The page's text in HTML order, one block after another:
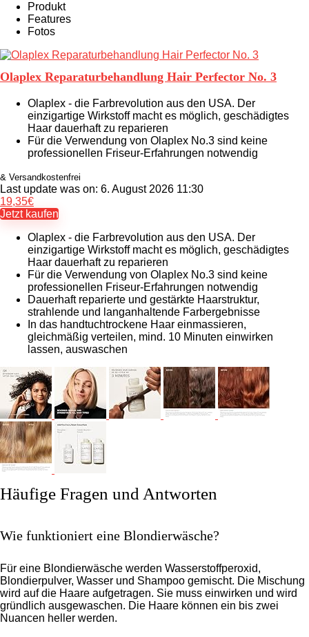
Produkt
Features
Fotos
Olaplex Reparaturbehandlung Hair Perfector No. 3
Olaplex - die Farbrevolution aus den USA. Der
einzigartige Wirkstoff macht es möglich, geschädigtes
Haar dauerhaft zu reparieren
Für die Verwendung von Olaplex No.3 sind keine
professionellen Friseur-Erfahrungen notwendig
& Versandkostenfrei
Last update was on: 6. August 2026 11:30
19,35€
Jetzt kaufen
Olaplex - die Farbrevolution aus den USA. Der
einzigartige Wirkstoff macht es möglich, geschädigtes
Haar dauerhaft zu reparieren
Für die Verwendung von Olaplex No.3 sind keine
professionellen Friseur-Erfahrungen notwendig
Dauerhaft reparierte und gestärkte Haarstruktur,
strahlende und langanhaltende Farbergebnisse
In das handtuchtrockene Haar einmassieren,
gleichmäßig verteilen, mind. 10 Minuten einwirken
lassen, auswaschen
Häufige Fragen und Antworten
Wie funktioniert eine Blondierwäsche?
Für eine Blondierwäsche werden Wasserstoffperoxid,
Blondierpulver, Wasser und Shampoo gemischt. Die Mischung
wird auf die Haare aufgetragen. Sie muss einwirken und wird
gründlich ausgewaschen. Die Haare können ein bis zwei
Nuancen heller werden.